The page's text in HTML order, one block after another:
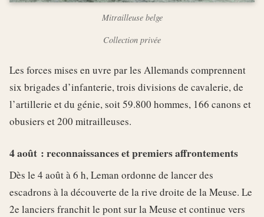
Mitrailleuse belge
Collection privée
Les forces mises en uvre par les Allemands comprennent
six brigades d’infanterie, trois divisions de cavalerie, de
l’artillerie et du génie, soit 59.800 hommes, 166 canons et
obusiers et 200 mitrailleuses.
4 août : reconnaissances et premiers affrontements
Dès le 4 août à 6 h, Leman ordonne de lancer des
escadrons à la découverte de la rive droite de la Meuse. Le
2e lanciers franchit le pont sur la Meuse et continue vers